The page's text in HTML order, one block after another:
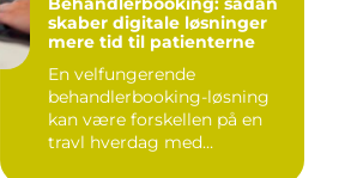
skaber digitale løsninger
mere tid til patienterne
En velfungerende
behandlerbooking-løsning
kan være forskellen på en
travl hverdag med